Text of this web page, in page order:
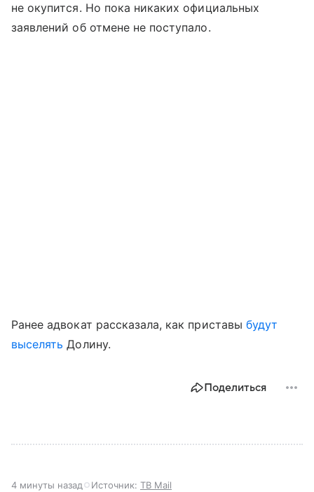
не окупится. Но пока никаких официальных
заявлений об отмене не поступало.
Ранее адвокат рассказала, как приставы будут
выселять Долину.
Поделиться
4 минуты назад Источник: ТВ Mail